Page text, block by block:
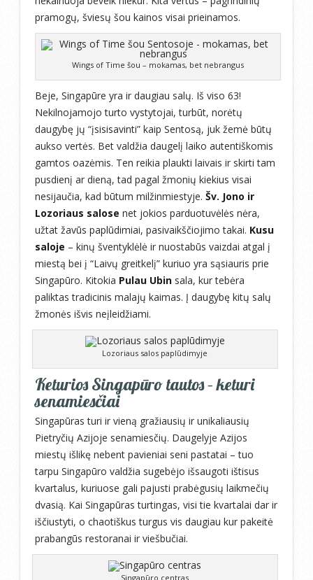
pramogų, šviesų šou kainos visai prieinamos.
Wings of Time šou – mokamas, bet nebrangus
Beje, Singapūre yra ir daugiau salų. Iš viso 63!
Nekilnojamojo turto vystytojai, turbūt, norėtų
daugybę jų “įsisisavinti” kaip Sentosą, juk žemė būtų
aukso vertės. Bet valdžia daugelį laiko autentiškomis
gamtos oazėmis. Ten reikia plaukti laivais ir skirti tam
pusdienį ar dieną, tad pagal žmonių kiekius visai
nesijaučia, kad būtum milžinmiestyje. Šv. Jono ir
Lozoriaus salose net jokios parduotuvėlės nėra,
užtat žavūs paplūdimiai, pasivaikščiojimo takai. Kusu
saloje – kinų šventyklėlė ir nuostabūs vaizdai atgal į
miestą bei į “Laivų greitkelį” kuriuo yra sąsiauris prie
Singapūro. Kitokia Pulau Ubin sala, kur tebėra
paliktas tradicinis malajų kaimas. Į daugybę kitų salų
žmonės išvis neįleidžiami.
Lozoriaus salos paplūdimyje
Keturios Singapūro tautos – keturi
senamiesčiai
Singapūras turi ir vieną gražiausių ir unikaliausių
Pietryčių Azijoje senamiesčių. Daugelyje Azijos
miestų išlikę nebent pavieniai seni pastatai – tuo
tarpu Singapūro valdžia sugebėjo išsaugoti ištisus
kvartalus, kuriuose gali pajusti prabėgusių laikmečių
dvasią. Kai Singapūras turtingas, visi tie kvartalai dar ir
iščiustyti, o chaotiškus turgus vis daugiau kur pakeitė
prabangūs restoranai ir viešbučiai.
Singapūro centras